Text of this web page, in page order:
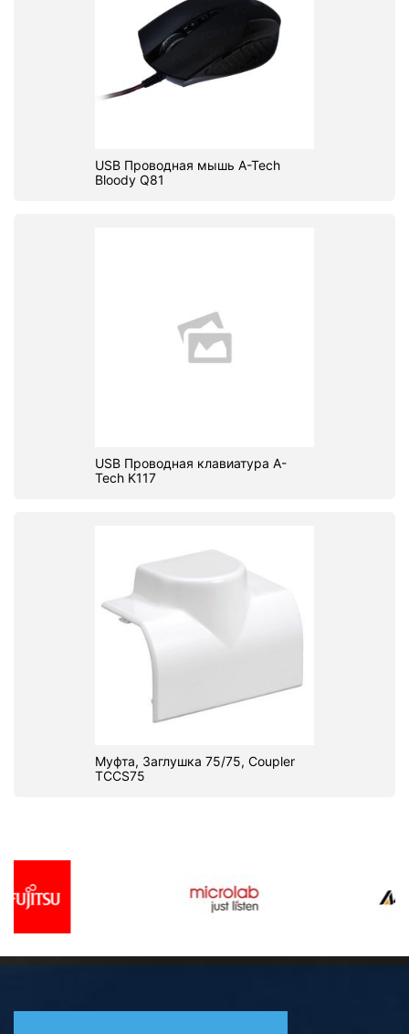
USB Проводная мышь A-Tech
Bloody Q81
USB Проводная клавиатура A-
Tech K117
Муфта, Заглушка 75/75, Coupler
TCCS75